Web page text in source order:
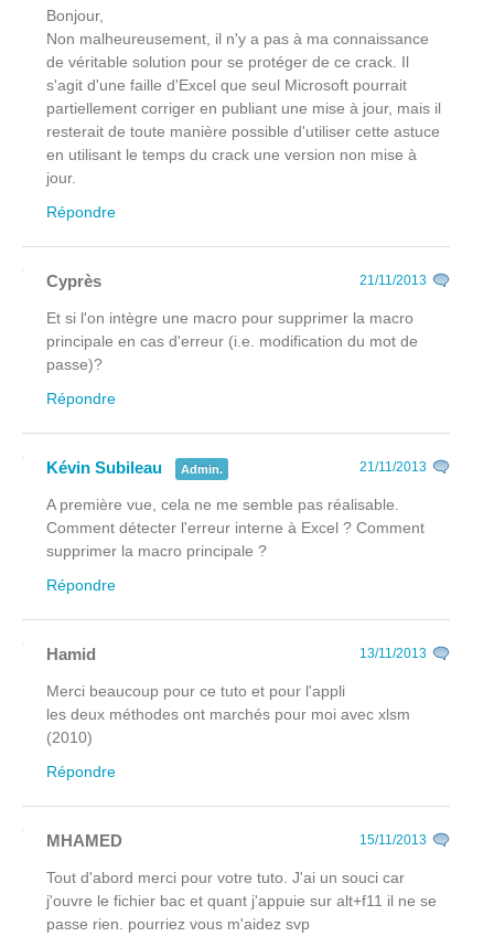
Bonjour,
Non malheureusement, il n'y a pas à ma connaissance
de véritable solution pour se protéger de ce crack. Il
s'agit d'une faille d'Excel que seul Microsoft pourrait
partiellement corriger en publiant une mise à jour, mais il
resterait de toute manière possible d'utiliser cette astuce
en utilisant le temps du crack une version non mise à
jour.
Répondre
Cyprès 21/11/2013
Et si l'on intègre une macro pour supprimer la macro
principale en cas d'erreur (i.e. modification du mot de
passe)?
Répondre
Kévin Subileau Admin. 21/11/2013
A première vue, cela ne me semble pas réalisable.
Comment détecter l'erreur interne à Excel ? Comment
supprimer la macro principale ?
Répondre
Hamid 13/11/2013
Merci beaucoup pour ce tuto et pour l'appli
les deux méthodes ont marchés pour moi avec xlsm
(2010)
Répondre
MHAMED 15/11/2013
Tout d'abord merci pour votre tuto. J'ai un souci car
j'ouvre le fichier bac et quant j'appuie sur alt+f11 il ne se
passe rien. pourriez vous m'aidez svp